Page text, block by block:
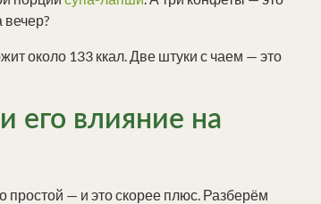
вечер?
около 133 ккал. Две штуки с чаем — это
его влияние на
— и это скорее плюс. Разберём